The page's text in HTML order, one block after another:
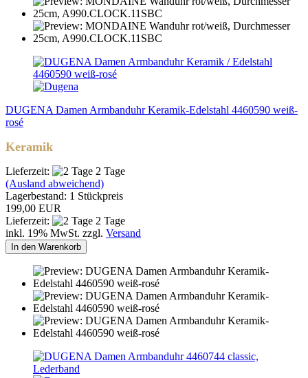
DUGENA Damen Armbanduhr Keramik-Edelstahl 4460590 weiß-
rosé
Keramik
Lieferzeit:
2 Tage
(Ausland abweichend)
Lagerbestand: 1 Stückpreis
199,00 EUR
Lieferzeit:
2 Tage
inkl. 19% MwSt. zzgl. Versand
In den Warenkorb